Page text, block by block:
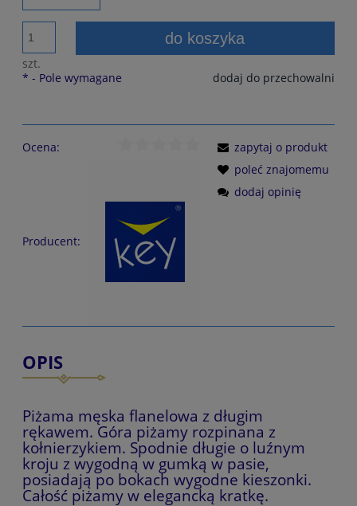
szt.
do koszyka
dodaj do przechowalni
* - Pole wymagane
Ocena:
Producent:
zapytaj o produkt
poleć znajomemu
dodaj opinię
OPIS
Piżama męska flanelowa z długim
rękawem. Góra piżamy rozpinana z
kołnierzykiem. Spodnie długie o luźnym
kroju z wygodną w gumką w pasie,
posiadają po bokach wygodne kieszonki.
Całość piżamy w elegancką kratkę.